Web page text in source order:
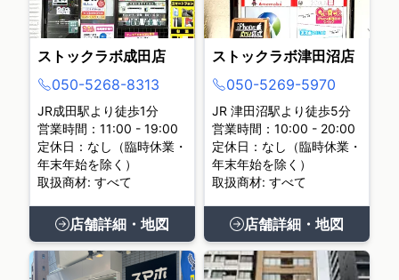
ストックラボ成田店
050-5268-8313
JR成田駅より徒歩1分
営業時間：11:00 - 19:00
定休日：なし（臨時休業・
年末年始を除く）
取扱商材: すべて
店舗詳細・地図
ストックラボ津田沼店
050-5269-5970
JR 津田沼駅より徒歩5分
営業時間：10:00 - 20:00
定休日：なし（臨時休業・
年末年始を除く）
取扱商材: すべて
店舗詳細・地図